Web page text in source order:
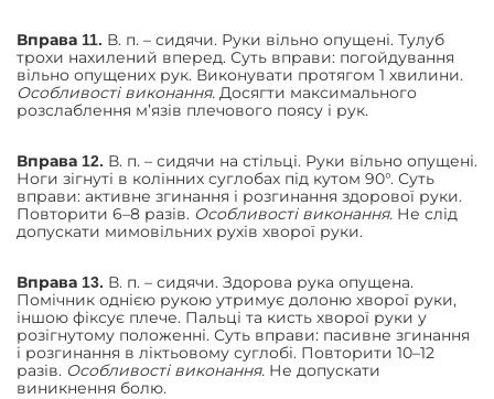
Вправа 11. В. п. – сидячи. Руки вільно опущені. Тулуб
трохи нахилений вперед. Суть вправи: погойдування
вільно опущених рук. Виконувати протягом 1 хвилини.
Особливості виконання. Досягти максимального
розслаблення м’язів плечового поясу і рук.
Вправа 12. В. п. – сидячи на стільці. Руки вільно опущені.
Ноги зігнуті в колінних суглобах під кутом 90°. Суть
вправи: активне згинання і розгинання здорової руки.
Повторити 6–8 разів. Особливості виконання. Не слід
допускати мимовільних рухів хворої руки.
Вправа 13. В. п. – сидячи. Здорова рука опущена.
Помічник однією рукою утримує долоню хворої руки,
іншою фіксує плече. Пальці та кисть хворої руки у
розігнутому положенні. Суть вправи: пасивне згинання
і розгинання в ліктьовому суглобі. Повторити 10–12
разів. Особливості виконання. Не допускати
виникнення болю.